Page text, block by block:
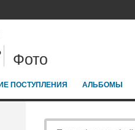
Фото
ПОСТУПЛЕНИЯ АЛЬБОМЫ